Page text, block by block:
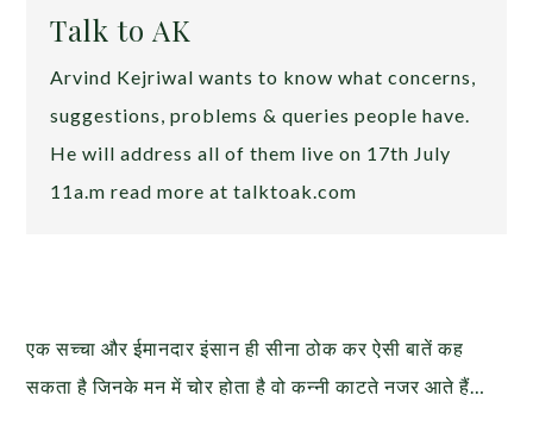
Talk to AK
Arvind Kejriwal wants to know what concerns,
suggestions, problems & queries people have.
He will address all of them live on 17th July
11a.m read more at talktoak.com
एक सच्चा और ईमानदार इंसान ही सीना ठोक कर ऐसी बातें कह
सकता है जिनके मन में चोर होता है वो कन्नी काटते नजर आते हैं…